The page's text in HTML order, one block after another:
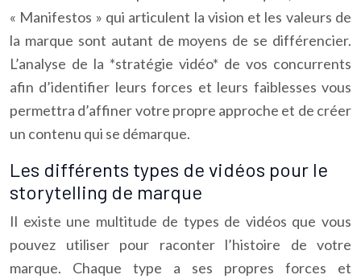
« Manifestos » qui articulent la vision et les valeurs de
la marque sont autant de moyens de se différencier.
L’analyse de la *stratégie vidéo* de vos concurrents
afin d’identifier leurs forces et leurs faiblesses vous
permettra d’affiner votre propre approche et de créer
un contenu qui se démarque.
Les différents types de vidéos pour le
storytelling de marque
Il existe une multitude de types de vidéos que vous
pouvez utiliser pour raconter l’histoire de votre
marque. Chaque type a ses propres forces et